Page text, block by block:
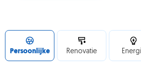
Persoonlijke Renovatie